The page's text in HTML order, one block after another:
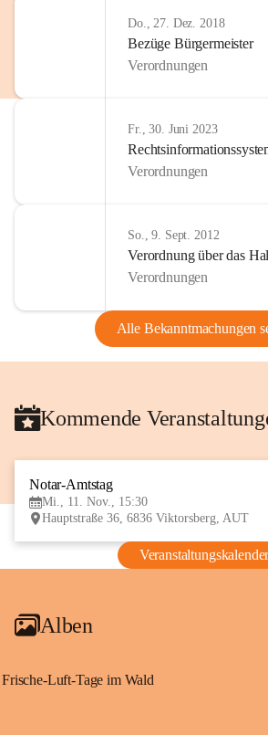
Do., 27. Dez. 2018
Bezüge Bürgermeister
Verordnungen
Fr., 30. Juni 2023
Verordnungen
So., 9. Sept. 2012
Verordnung über das
Verordnungen
Alle Bekanntmachungen
Kommende
Notar-Amtstag
Mi., 11. Nov., 15:30
Hauptstraße 36, 6836 Viktorsberg, AUT
Alben
Frische-Luft-Tage im Wald